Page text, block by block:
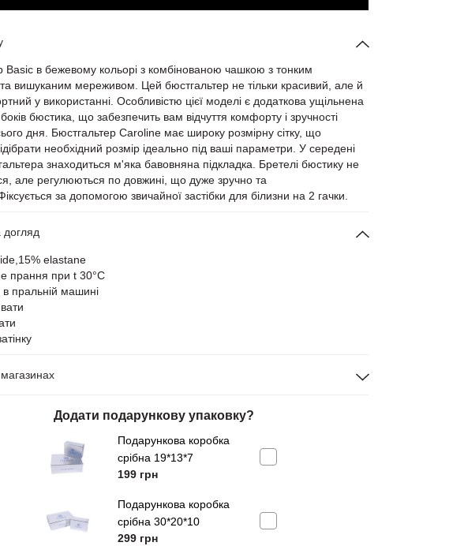
Basic в бежевому кольорі з комбінованою чашкою з тонким
вишуканим мереживом. Цей бюстгальтер не тільки красивий, але й
у використанні. Особливістю цієї моделі є додаткова ущільнена
бюстика, що забезпечить вам відчуття комфорту і зручності
дня. Бюстгальтер Caroline має широку розмірну сітку, що
необхідний розмір ідеально під ваші параметри. У середені
знаходиться м'яка бавовняна підкладка. Бретелі бюстику не
але регулюються по довжині, що дуже зручно та
за допомогою звичайної застібки для білизни на 2 гачки.
догляд
elastane
прання при t 30°C
пральній машині
Додати подарункову упаковку?
Подарункова коробка
срібна 19*13*7
199 грн
Подарункова коробка
срібна 30*20*10
299 грн